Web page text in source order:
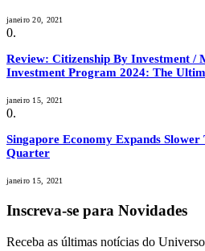
janeiro 20, 2021
Review: Citizenship By Investment /
Investment Program 2024: The
janeiro 15, 2021
Singapore Economy Expands
Quarter
janeiro 15, 2021
Inscreva-se para Novidades
Receba as últimas notícias do